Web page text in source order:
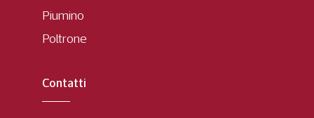
Piumino
Poltrone
Contatti